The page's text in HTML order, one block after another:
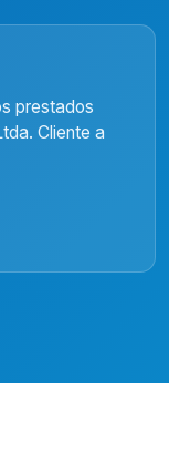
prestados
Cliente a